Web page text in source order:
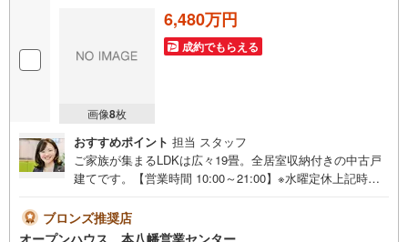
画像8枚
6,480万円
成約でもらえる
おすすめポイント 担当 スタッフ
ご家族が集まるLDKは広々19畳。全居室収納付きの中古戸
建てです。【営業時間 10:00～21:00】※水曜定休上記時間
連絡ください！現地を見学される場合は「室内・現地を見
学する（無料）」ボタンよりご希望の日時をご記入いただ
ブロンズ推奨店
オープンハウス 本八幡営業センター